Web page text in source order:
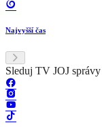
Najvyšší čas
Sleduj TV JOJ správy